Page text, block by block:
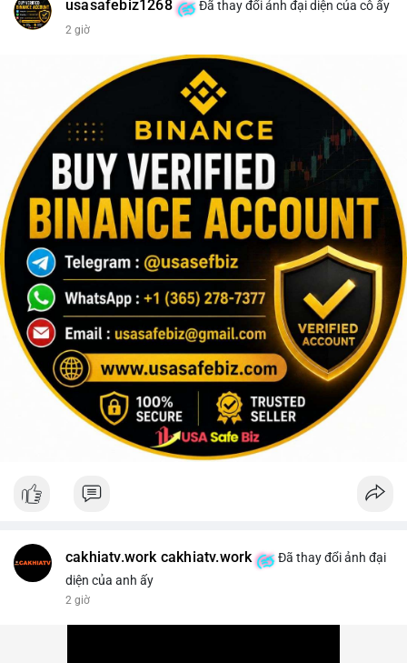
usasafebiz1268 Đã thay đổi ảnh đại diện của cô ấy
2 giờ
cakhiatv.work cakhiatv.work
Đã thay đổi ảnh đại
diện của anh ấy
2 giờ